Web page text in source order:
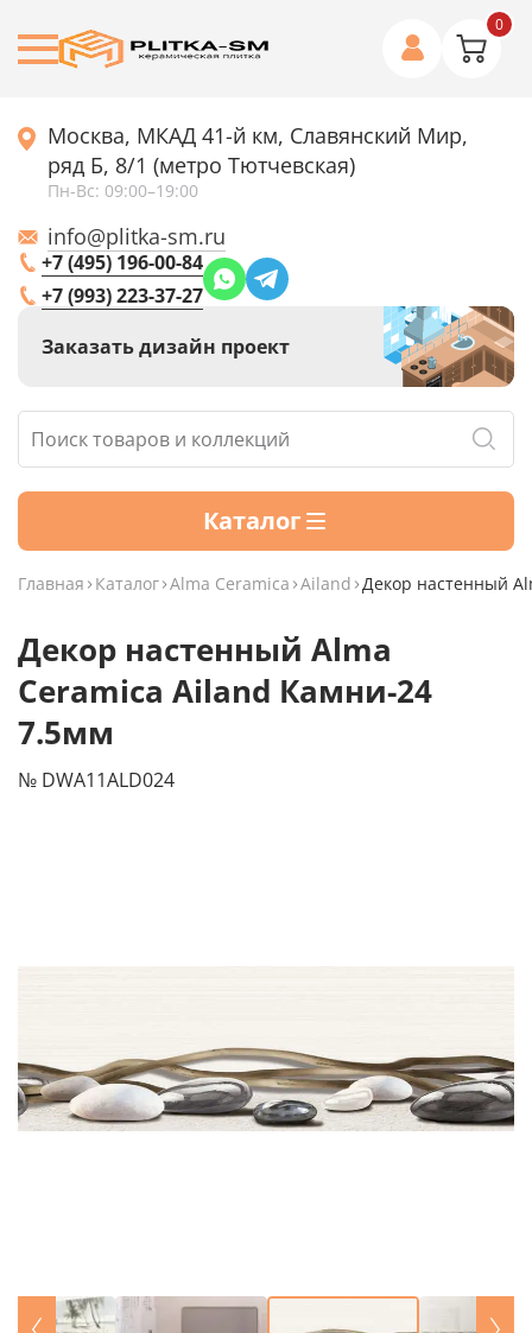
0
Москва, МКАД 41-й км, Славянский Мир,
ряд Б, 8/1 (метро Тютчевская)
Пн-Вс: 09:00–19:00
info@plitka-sm.ru
+7 (495) 196-00-84
+7 (993) 223-37-27
Заказать дизайн проект
Каталог
Главная Каталог Alma Ceramica Ailand Декор настенный
Декор настенный Alma
Ceramica Ailand Камни-24
7.5мм
№ DWA11ALD024